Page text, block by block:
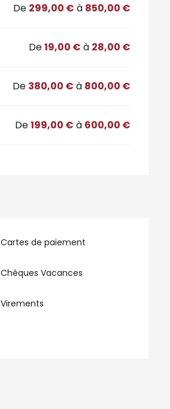
De 299,00 € à 850,00 €
De19,00 € à 28,00 €
De 380,00 € à 800,00 €
De199,00 € à 600,00 €
Cartes de paiement
Chèques Vacances
Virements